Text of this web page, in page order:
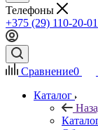
Телефоны
+375 (29) 110-20-01
Сравнение0
Каталог